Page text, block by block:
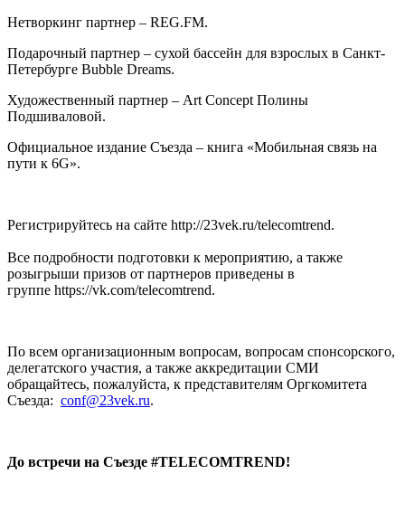
Нетворкинг партнер – REG.FM.
Подарочный партнер – сухой бассейн для взрослых в Санкт-
Петербурге Bubble Dreams.
Художественный партнер – Art Concept Полины
Подшиваловой.
Официальное издание Съезда – книга «Мобильная связь на
пути к 6G».
Регистрируйтесь на сайте http://23vek.ru/telecomtrend.
Все подробности подготовки к мероприятию, а также
розыгрыши призов от партнеров приведены в
группе https://vk.com/telecomtrend.
По всем организационным вопросам, вопросам спонсорского,
делегатского участия, а также аккредитации СМИ
обращайтесь, пожалуйста, к представителям Оргкомитета
Съезда: conf@23vek.ru.
До встречи на Съезде #TELECOMTREND!